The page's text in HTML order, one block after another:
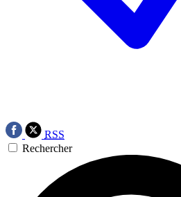
RSS
Rechercher